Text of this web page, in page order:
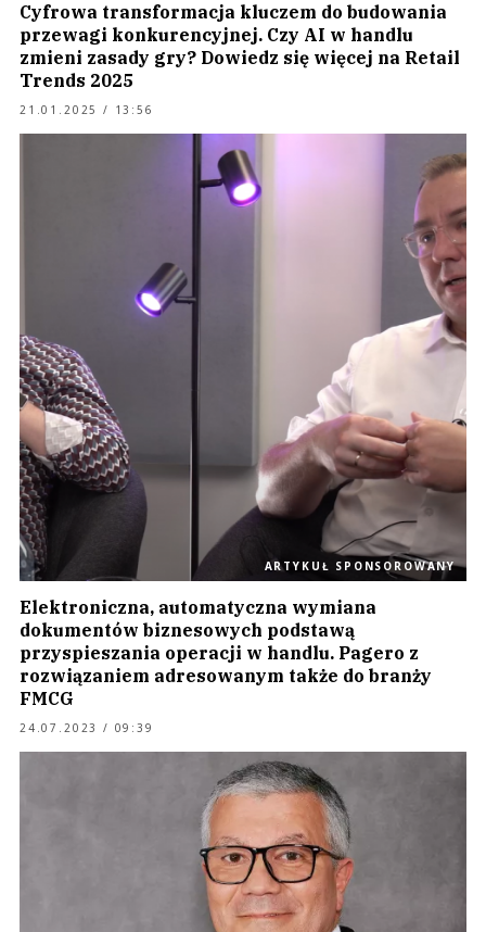
Cyfrowa transformacja kluczem do budowania
przewagi konkurencyjnej. Czy AI w handlu
zmieni zasady gry? Dowiedz się więcej na Retail
Trends 2025
21.01.2025 / 13:56
ARTYKUŁ SPONSOROWANY
Elektroniczna, automatyczna wymiana
dokumentów biznesowych podstawą
przyspieszania operacji w handlu. Pagero z
rozwiązaniem adresowanym także do branży
FMCG
24.07.2023 / 09:39